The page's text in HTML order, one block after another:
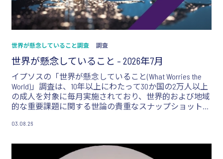
世界が懸念していること調査 調査
世界が懸念していること – 2026年7月
イプソスの「世界が懸念していること(What Worries the
World)」調査は、10年以上にわたって30か国の2万人以上
の成人を対象に毎月実施されており、世界的および地域
的な重要課題に関する世論の貴重なスナップショットを
03.08.26